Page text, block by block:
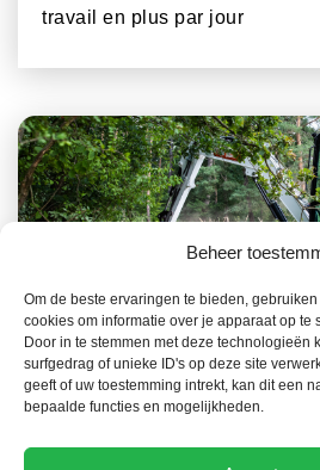
Beheer
Om de beste ervaringen te bieden,
cookies om informatie over je apparaat op te
Door in te stemmen met deze technologieën
surfgedrag of unieke ID's op deze site
geeft of uw toestemming intrekt, kan dit een
bepaalde functies en mogelijkheden.
travail en plus par jour
NOUVELLES
La gamme Bobcat, un atout
prévention des incendies de